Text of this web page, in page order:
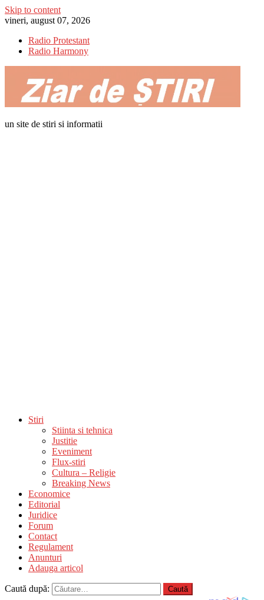
Skip to content
vineri, august 07, 2026
Radio Protestant
Radio Harmony
un site de stiri si informatii
Stiri
Stiinta si tehnica
Justitie
Eveniment
Flux-stiri
Cultura – Religie
Breaking News
Economice
Editorial
Juridice
Forum
Contact
Regulament
Anunturi
Adauga articol
Caută după: